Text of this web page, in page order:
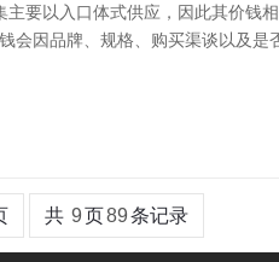
要以入口体式供应，因此其价钱
因品牌、规格、购买渠谈以及
共 9页89条记录